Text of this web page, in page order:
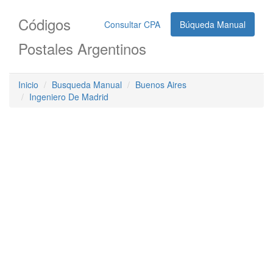
Consultar CPA Búqueda Manual
Códigos
Postales Argentinos
Inicio Busqueda Manual
Buenos Aires
Ingeniero De Madrid